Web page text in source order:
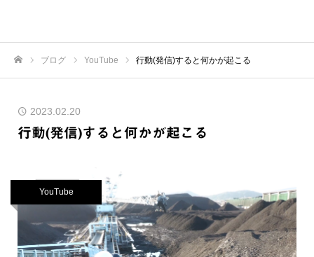
ブログ YouTube 行動(発信)すると何かが起こる
2023.02.20
行動(発信)すると何かが起こる
YouTube